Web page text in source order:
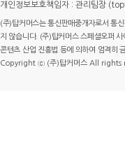
개인정보보호책임자 : 관리팀장
(주)탑커머스는 통신판매중개자로서 통
지 않습니다. (주)탑커머스 스페셜오퍼
콘텐츠 산업 진흥법 등에 의하여 엄격히
Copyright ⓒ (주)탑커머스 All rights